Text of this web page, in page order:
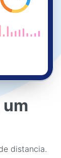
distancia.